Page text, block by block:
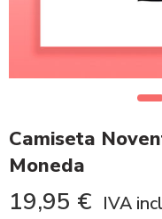
Camiseta
Moneda
19,95 € IVA